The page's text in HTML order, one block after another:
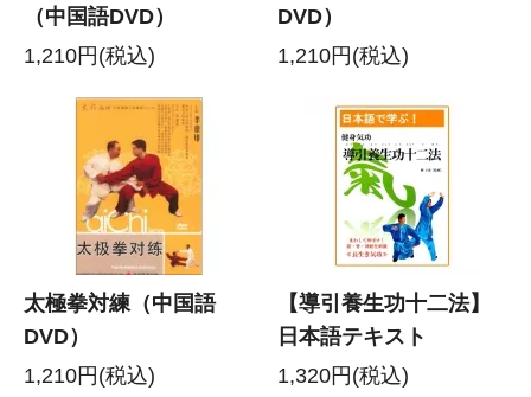
（中国語DVD）
1,210円(税込)
DVD）
1,210円(税込)
太極拳対練（中国語
DVD）
1,210円(税込)
【導引養生功十二法】
日本語テキスト
1,320円(税込)